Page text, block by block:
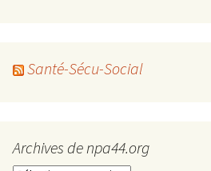
Santé-Sécu-Social
Archives de npa44.org